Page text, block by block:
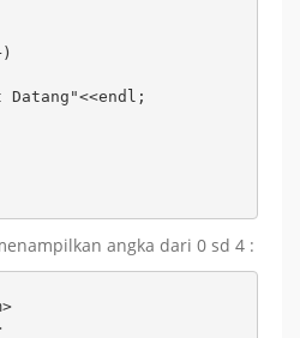
Datang"<<endl;
angka dari 0 sd 4 :